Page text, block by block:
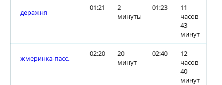
деражня
01:21
2
минуты
01:23
11
часов
43
минут
жмеринка-пасс.
02:20
20
минут
02:40
12
часов
40
минут